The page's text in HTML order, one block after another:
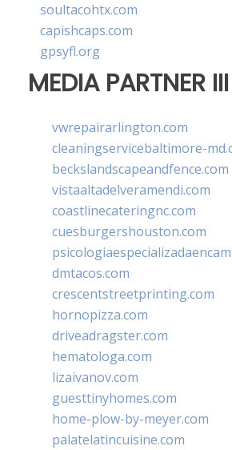
soultacohtx.com
capishcaps.com
gpsyfl.org
MEDIA PARTNER III
vwrepairarlington.com
cleaningservicebaltimore-
beckslandscapeandfence.com
vistaaltadelveramendi.com
coastlinecateringnc.com
cuesburgershouston.com
dmtacos.com
crescentstreetprinting.com
hornopizza.com
driveadragster.com
hematologa.com
lizaivanov.com
guesttinyhomes.com
home-plow-by-meyer.com
palatelatincuisine.com